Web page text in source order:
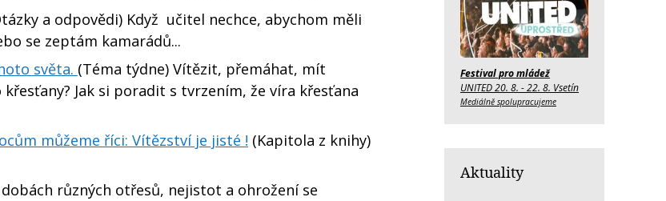
a odpovědi) Když učitel nechce, abychom měli
se zeptám kamarádů...
světa. (Téma týdne) Vítězit, přemáhat, mít
Jak si poradit s tvrzením, že víra křesťana
můžeme říci: Vítězství je jisté ! (Kapitola z knihy)
různých otřesů, nejistot a ohrožení se
Festival pro mládež
UNITED 20. 8. - 22. 8. Vsetín
Mediálně spolupracujeme
Aktuality